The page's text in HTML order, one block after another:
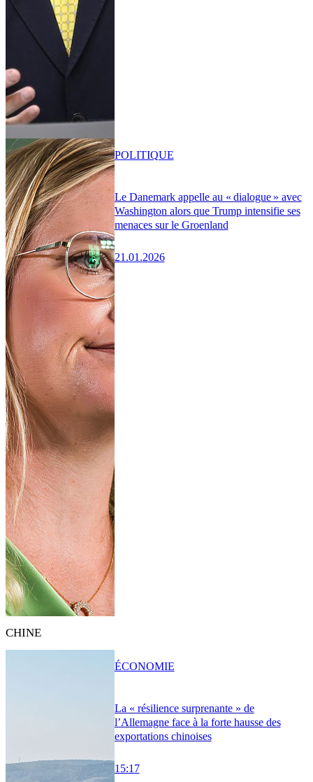
Le Danemark appelle au « dialogue » avec
Washington alors que Trump intensifie ses
menaces sur le Groenland
21.01.2026
POLITIQUE
CHINE
La « résilience surprenante » de
l’Allemagne face à la forte hausse des
exportations chinoises
15:17
ÉCONOMIE